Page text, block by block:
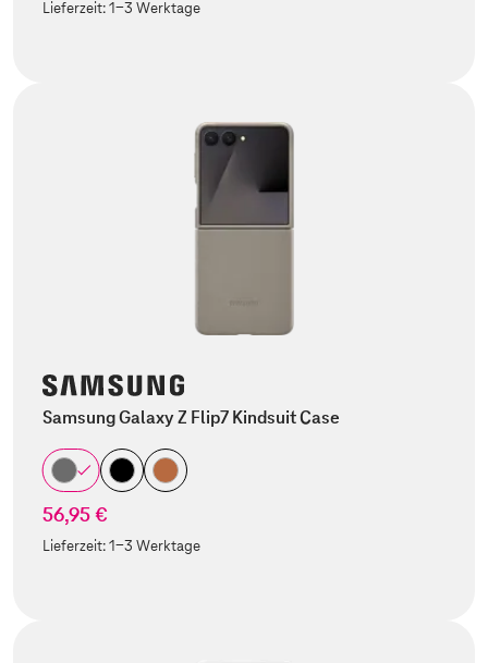
Lieferzeit:1-3 Werktage
Samsung Galaxy Z Flip7 Kindsuit Case
56,95 €
Lieferzeit:1-3 Werktage